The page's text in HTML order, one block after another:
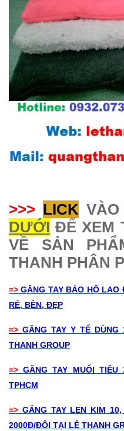
>>> LICK VÀO
DƯỚI ĐỂ XEM
VỀ SẢN
THANH PHÂN
=> GĂNG TAY BẢO HỘ LAO
RẺ, BỀN, ĐẸP
=> GĂNG TAY Y TẾ
THANH GROUP
=> GĂNG TAY MUỐI
TPHCM
=> GĂNG TAY LEN KIM
2000Đ/ĐÔI TẠI LÊ THANH